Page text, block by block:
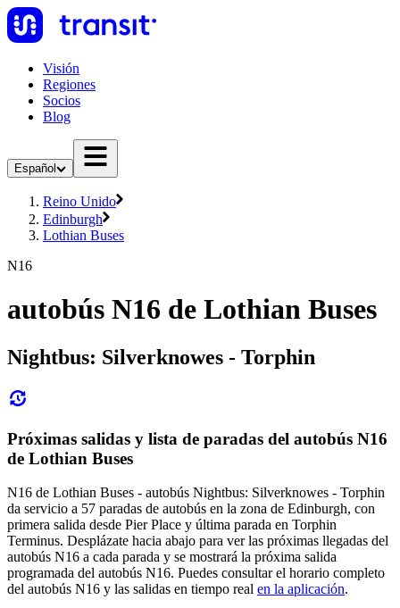
Visión
Regiones
Socios
Blog
Español
Reino Unido
Edinburgh
Lothian Buses
N16
autobús N16 de Lothian Buses
Nightbus: Silverknowes - Torphin
Próximas salidas y lista de paradas del autobús N16
de Lothian Buses
N16 de Lothian Buses - autobús Nightbus: Silverknowes - Torphin
da servicio a 57 paradas de autobús en la zona de Edinburgh, con
primera salida desde Pier Place y última parada en Torphin
Terminus. Desplázate hacia abajo para ver las próximas llegadas del
autobús N16 a cada parada y se mostrará la próxima salida
programada del autobús N16. Puedes consultar el horario completo
del autobús N16 y las salidas en tiempo real en la aplicación.